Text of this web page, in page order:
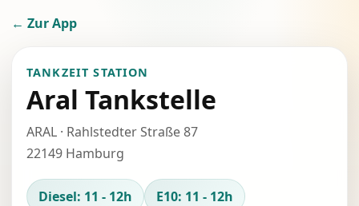
← Zur App
TANKZEIT STATION
Aral Tankstelle
ARAL · Rahlstedter Straße 87
22149 Hamburg
Diesel: 11 - 12h
E10: 11 - 12h